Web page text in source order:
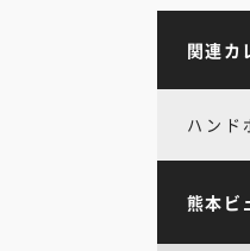
関連カ
ハンド
熊本ビ